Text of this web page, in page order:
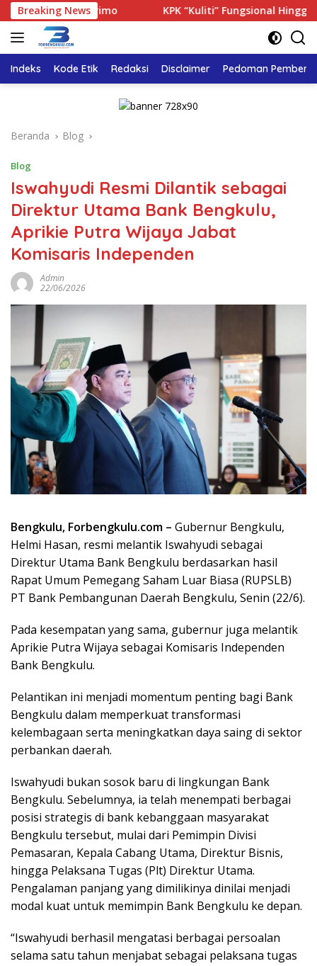
Langsung
ke
konten
Breaking News
Sutrimo KPK “Kuliti” Fungsional Hingga Kabid
Indeks Kode Etik Redaksi Disclaimer Pedoman
Beranda Blog
Blog
Iswahyudi Resmi Dilantik sebagai
Direktur Utama Bank Bengkulu,
Aprikie Putra Wijaya Jabat
Komisaris Independen
Admin
22/06/2026
Bengkulu, Forbengkulu.com – Gubernur Bengkulu,
Helmi Hasan, resmi melantik Iswahyudi sebagai
Direktur Utama Bank Bengkulu berdasarkan hasil
Rapat Umum Pemegang Saham Luar Biasa (RUPSLB)
PT Bank Pembangunan Daerah Bengkulu, Senin (22/6).
Pada kesempatan yang sama, gubernur juga melantik
Aprikie Putra Wijaya sebagai Komisaris Independen
Bank Bengkulu.
Pelantikan ini menjadi momentum penting bagi Bank
Bengkulu dalam memperkuat transformasi
kelembagaan serta meningkatkan daya saing di sektor
perbankan daerah.
Iswahyudi bukan sosok baru di lingkungan Bank
Bengkulu. Sebelumnya, ia telah menempati berbagai
posisi strategis di bank kebanggaan masyarakat
Bengkulu tersebut, mulai dari Pemimpin Divisi
Pemasaran, Kepala Cabang Utama, Direktur Bisnis,
hingga Pelaksana Tugas (Plt) Direktur Utama.
Pengalaman panjang yang dimilikinya dinilai menjadi
modal kuat untuk memimpin Bank Bengkulu ke depan.
“Iswahyudi berhasil mengatasi berbagai persoalan
selama satu tahun menjabat sebagai pelaksana tugas